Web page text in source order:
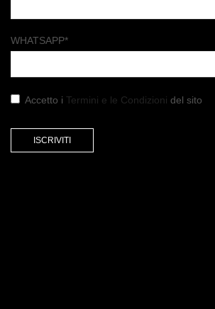
WHATSAPP*
Accetto i Termini e le Condizioni del sito